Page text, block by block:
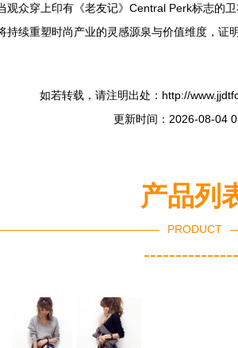
众穿上印有《老友记》Central Perk标志的
续重塑时尚产业的灵感源泉与价值维度，证
如若转载，请注明出处：http://
更新时间：2026-08-04
产品列
PRODUCT